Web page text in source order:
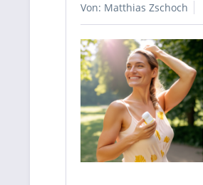
Von: Matthias Zschoch